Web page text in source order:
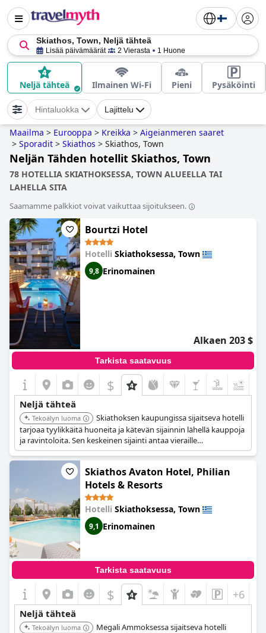
Skiathos, Town, Neljä tähteä
Lisää päivämäärät 2 Vierasta 1 Huone
Neljä tähteä Ilmainen Wi-Fi Pieni Pysäköinti
Hintaluokka Lajittelu
Maailma > Eurooppa > Kreikka > Aigeianmeren saaret
> Sporadit > Skiathos > Skiathos, Town
Neljän Tähden hotellit Skiathos, Town
78 HOTELLIA SKIATHOKSESSA, TOWN ALUEELLA TAI
LAHELLA SITA
Saamamme palkkiot voivat vaikuttaa sijoitukseen.
Bourtzi Hotel
Hotelli Skiathoksessa, Town
9,8 Erinomainen
Alkaen 203 $
Tarkista saatavuus
$
Neljä tähteä
Tekoälyn luoma
Skiathoksen kaupungissa sijaitseva hotelli
tarjoaa tyylikkäitä huoneita ja kätevän sijainnin lähellä kauppoja
ja ravintoloita. Sen keskeinen sijainti antaa vieraille
mahdollisuuden tutustua helposti kaupunkiin ja nauttia sen
vilkkaasta ilmapiiristä.
Skiathos Avaton Hotel, Philian
Hotels & Resorts
Hotelli Skiathoksessa, Town
9,1 Erinomainen
Tarkista saatavuus
$ +6
Neljä tähteä
Tekoälyn luoma
Megali Ammoksessa sijaitseva hotelli